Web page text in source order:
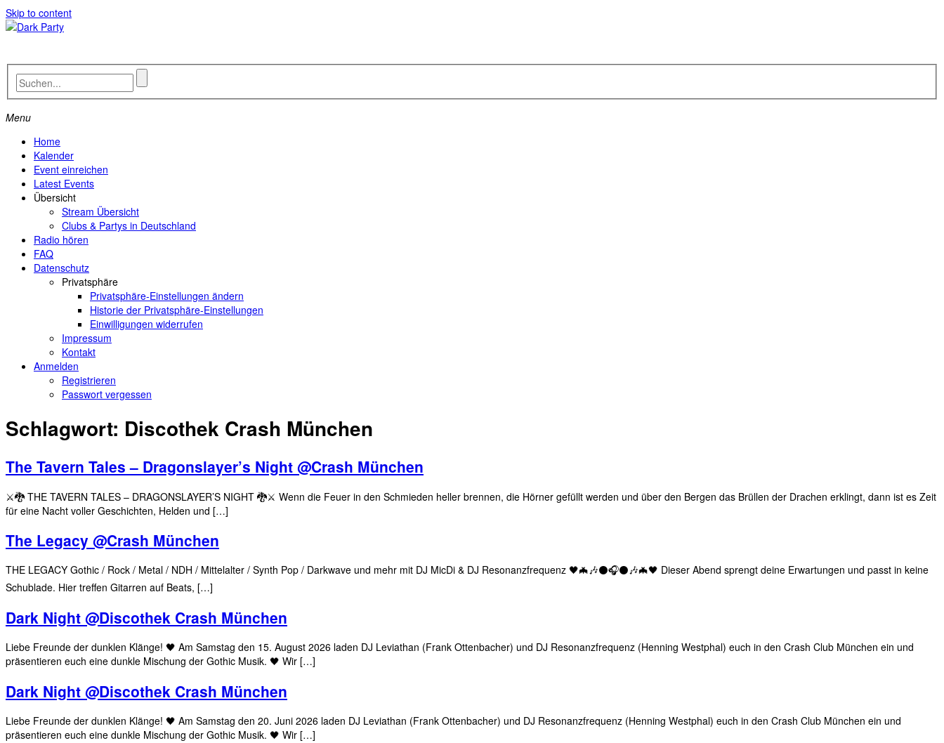
Skip to content
Menu
Home
Kalender
Event einreichen
Latest Events
Übersicht
Stream Übersicht
Clubs & Partys in Deutschland
Radio hören
FAQ
Datenschutz
Privatsphäre
Privatsphäre-Einstellungen ändern
Historie der Privatsphäre-Einstellungen
Einwilligungen widerrufen
Impressum
Kontakt
Anmelden
Registrieren
Passwort vergessen
Schlagwort: Discothek Crash München
The Tavern Tales – Dragonslayer’s Night @Crash München
⚔️🐉 THE TAVERN TALES – DRAGONSLAYER’S NIGHT 🐉⚔️ Wenn die Feuer in den Schmieden heller brennen, die Hörner gefüllt werden und über den Bergen das Brüllen der Drachen erklingt, dann ist es Zeit
für eine Nacht voller Geschichten, Helden und […]
The Legacy @Crash München
THE LEGACY Gothic / Rock / Metal / NDH / Mittelalter / Synth Pop / Darkwave und mehr mit DJ MicDi & DJ Resonanzfrequenz 🖤🦇🎶⚫🎧⚫🎶🦇🖤 Dieser Abend sprengt deine Erwartungen und passt in keine
Schublade. Hier treffen Gitarren auf Beats, […]
Dark Night @Discothek Crash München
Liebe Freunde der dunklen Klänge! 🖤 Am Samstag den 15. August 2026 laden DJ Leviathan (Frank Ottenbacher) und DJ Resonanzfrequenz (Henning Westphal) euch in den Crash Club München ein und
präsentieren euch eine dunkle Mischung der Gothic Musik. 🖤 Wir […]
Dark Night @Discothek Crash München
Liebe Freunde der dunklen Klänge! 🖤 Am Samstag den 20. Juni 2026 laden DJ Leviathan (Frank Ottenbacher) und DJ Resonanzfrequenz (Henning Westphal) euch in den Crash Club München ein und
präsentieren euch eine dunkle Mischung der Gothic Musik. 🖤 Wir […]